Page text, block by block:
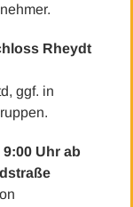
Rheydt
ggf. in
Uhr ab